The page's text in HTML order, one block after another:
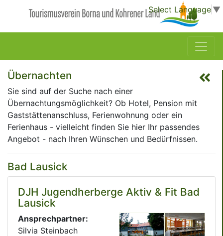
Select Language ▼
Übernachten
Sie sind auf der Suche nach einer
Übernachtungsmöglichkeit? Ob Hotel, Pension mit
Gaststättenanschluss, Ferienwohnung oder ein
Ferienhaus - vielleicht finden Sie hier Ihr passendes
Angebot - nach Ihren Wünschen und Bedürfnissen.
Bad Lausick
DJH Jugendherberge Aktiv & Fit Bad
Lausick
Ansprechpartner:
Silvia Steinbach